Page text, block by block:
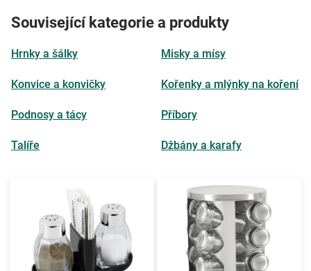
Související kategorie a produkty
Hrnky a šálky
Konvice a konvičky
Podnosy a tácy
Talíře
Misky a mísy
Kořenky a mlýnky na koření
Příbory
Džbány a karafy